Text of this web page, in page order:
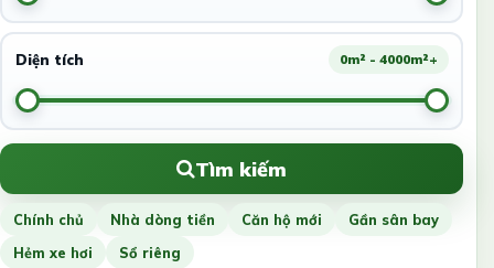
Diện tích 0m² - 4000m²+
Tìm kiếm
Chính chủ Nhà dòng tiền Căn hộ mới
Gần sân bay
Hẻm xe hơi
Sổ riêng